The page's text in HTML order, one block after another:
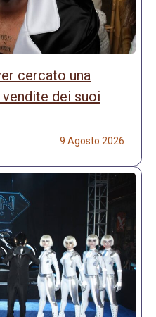
cercato una
dei suoi
9 Agosto 2026